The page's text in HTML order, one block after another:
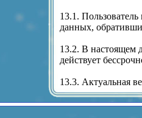
13.1.
данных,
13.2. В настоящем
действует
13.3. Актуальная